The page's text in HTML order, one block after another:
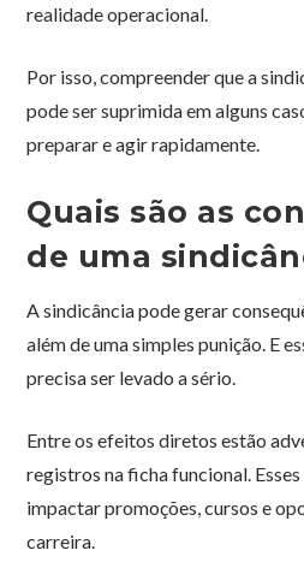
realidade operacional.
Por isso, compreender que a
pode ser suprimida em alguns
preparar e agir rapidamente.
Quais são as
de uma
A sindicância pode gerar
além de uma simples punição. E
precisa ser levado a sério.
Entre os efeitos diretos estão
registros na ficha funcional.
impactar promoções, cursos e
carreira.